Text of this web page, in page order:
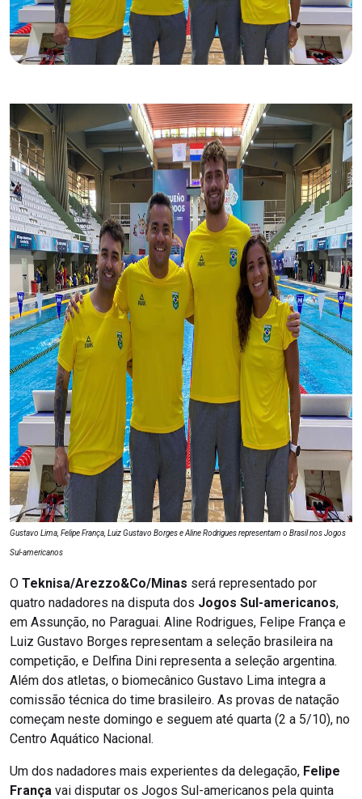
Gustavo Lima, Felipe França, Luiz Gustavo Borges e Aline Rodrigues representam o Brasil nos Jogos
Sul-americanos
O Teknisa/Arezzo&Co/Minas será representado por
quatro nadadores na disputa dos Jogos Sul-americanos,
em Assunção, no Paraguai. Aline Rodrigues, Felipe França e
Luiz Gustavo Borges representam a seleção brasileira na
competição, e Delfina Dini representa a seleção argentina.
Além dos atletas, o biomecânico Gustavo Lima integra a
comissão técnica do time brasileiro. As provas de natação
começam neste domingo e seguem até quarta (2 a 5/10), no
Centro Aquático Nacional.
Um dos nadadores mais experientes da delegação, Felipe
França vai disputar os Jogos Sul-americanos pela quinta